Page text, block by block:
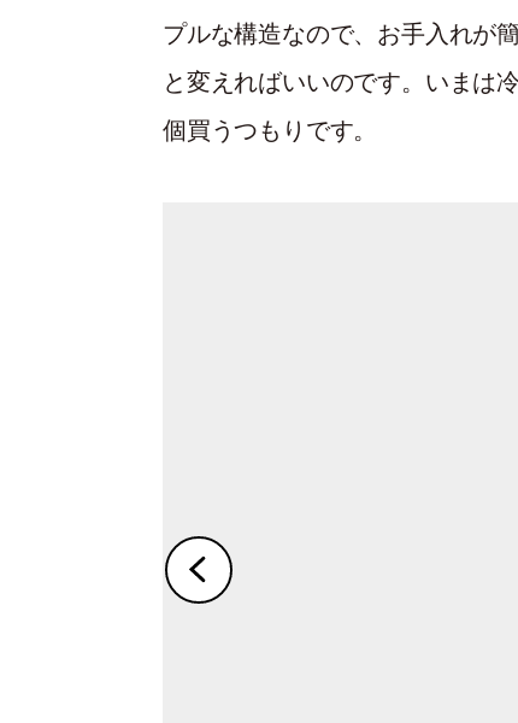
プルな構造なので、お手入れが
と変えればいいのです。いまは
個買うつもりです。